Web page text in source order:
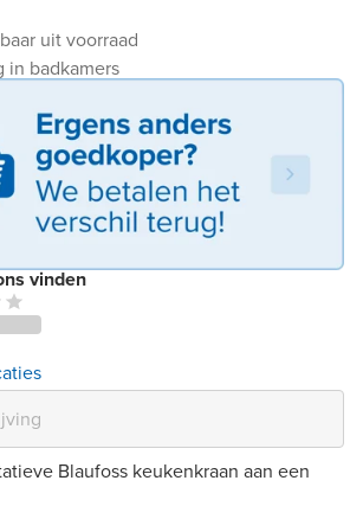
uit voorraad
in badkamers
vinden
Blaufoss keukenkraan aan een